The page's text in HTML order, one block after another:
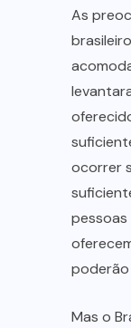
As
ocorrer
pessoas
poderão
Mas o